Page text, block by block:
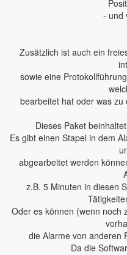
- und
Zusätzlich ist auch ein
sowie eine
bearbeitet hat oder was
Dieses Paket
Es gibt einen Stapel in dem
abgearbeitet werden
z.B. 5 Minuten in diesen
Oder es können (wenn noch
die Alarme von anderen
Da die